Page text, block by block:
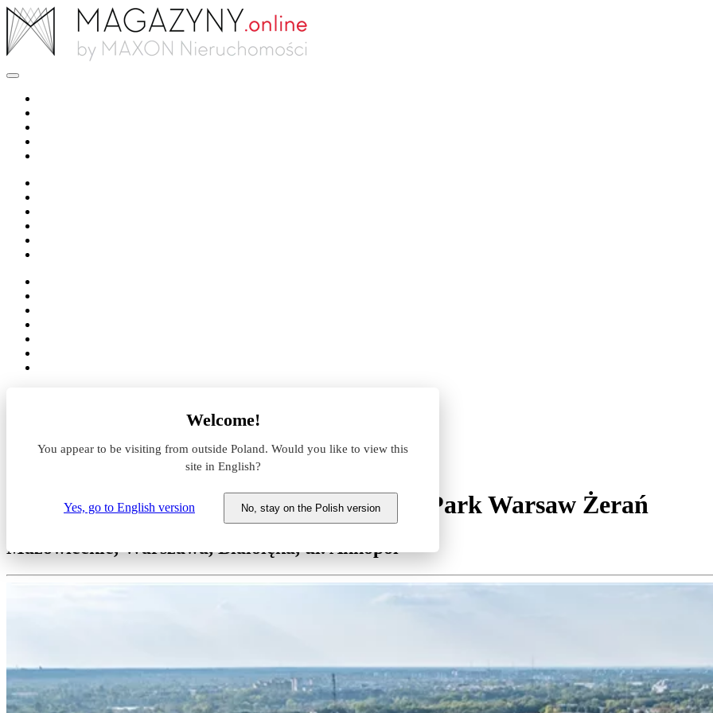
Welcome!
You appear to be visiting from outside Poland. Would you like to view this
site in English?
Yes, go to English version No, stay on the Polish version
Białołęka
Segro Business Park Warsaw Żerań
Magazyn do wynajęcia Segro Business Park Warsaw Żerań
Mazowieckie, Warszawa, Białołęka, ul. Annopol